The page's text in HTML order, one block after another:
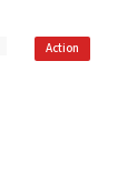
Action